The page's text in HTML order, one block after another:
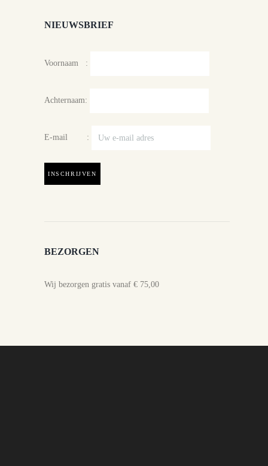
NIEUWSBRIEF
Voornaam :
Achternaam:
E-mail :
BEZORGEN
Wij bezorgen gratis vanaf € 75,00